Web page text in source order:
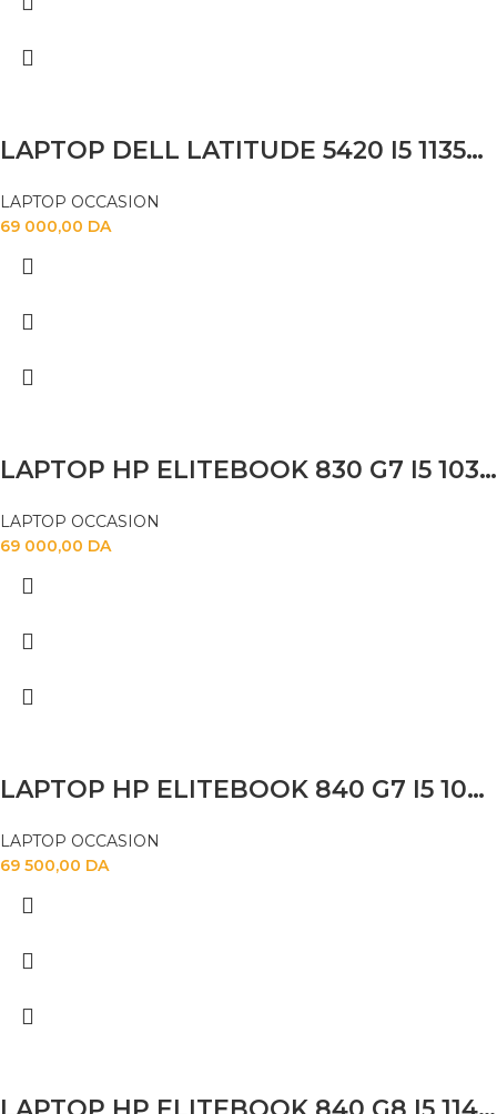
LAPTOP DELL LATITUDE 5420 I5 1135G7 16GB 256SSD 14″ FHD TACTILE
LAPTOP OCCASION
69 000,00 DA
LAPTOP HP ELITEBOOK 830 G7 I5 10310U 16GB 256 SSD 13.3 FHD TACTILE
LAPTOP OCCASION
69 000,00 DA
LAPTOP HP ELITEBOOK 840 G7 I5 10310U 16GB 256SSD 14″FHD TACTILE
LAPTOP OCCASION
69 500,00 DA